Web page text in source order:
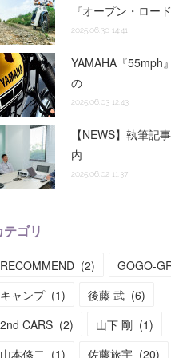
『オープン・ロード
2025.06.30 14:41
YAMAHA『55mph
の
2025.06.03 12:43
【NEWS】執筆記
内
2025.06.02 11:37
テゴリ
RECOMMEND (2) GOGO-
キャンプ (1) 後藤 武 (6)
2nd CARS (2) 山下 剛 (1)
山本修二 (1) 佐藤旅宇 (20)